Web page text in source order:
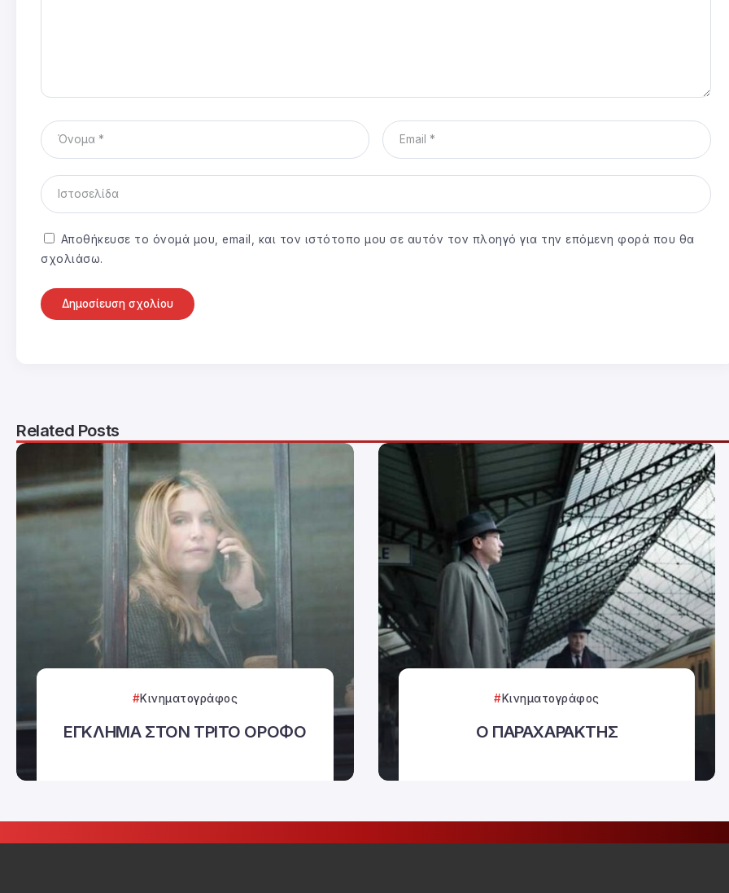
Αποθήκευσε το όνομά μου, email, και τον ιστότοπο μου σε αυτόν τον πλοηγό για την επόμενη φορά που θα
σχολιάσω.
Related Posts
Κινηματογράφος
ΕΓΚΛΗΜΑ ΣΤΟΝ ΤΡΙΤΟ ΟΡΟΦΟ
Κινηματογράφος
Ο ΠΑΡΑΧΑΡΑΚΤΗΣ